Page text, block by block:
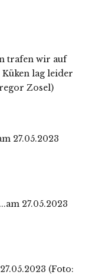
trafen wir auf
lag leider
Zosel)
27.05.2023
27.05.2023
(Foto: